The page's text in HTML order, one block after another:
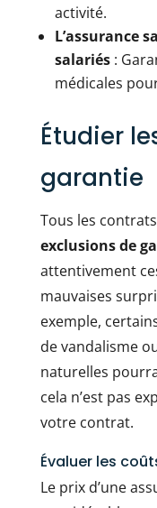
activité.
L’assurance
salariés:
médicales
Étudier
garantie
Tous les
exclusions de
attentivement
mauvaises
exemple,
de vandalisme
naturelles
cela n’est pas
votre contrat.
Évaluer les
Le prix d’une